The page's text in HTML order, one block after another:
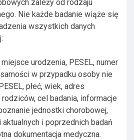
zależy od rodzaju
Nie każde badanie wiąże się
wszystkich danych
urodzenia, PESEL, numer
w przypadku osoby nie
płeć, wiek, adres
cel badania, informacje
jednostki chorobowej,
i poprzednich badań
dokumentacja medyczna.